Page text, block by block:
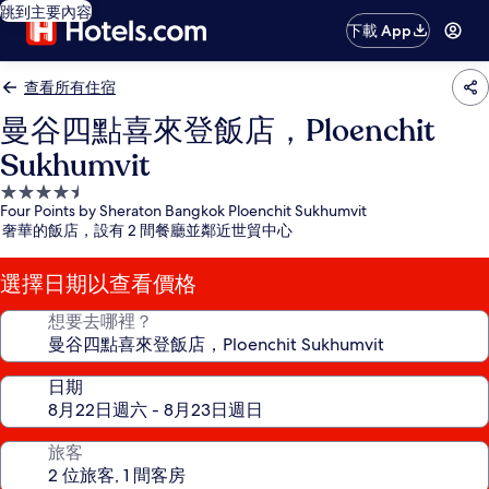
跳到主要內容
下載 App
查看所有住宿
曼谷四點喜來登飯店，Ploenchit
Sukhumvit
4.5
星
級
住
宿
Four Points by Sheraton Bangkok Ploenchit Sukhumvit
奢華的飯店，設有 2 間餐廳並鄰近世貿中心
選擇日期以查看價格
想要去哪裡？
日期
旅客